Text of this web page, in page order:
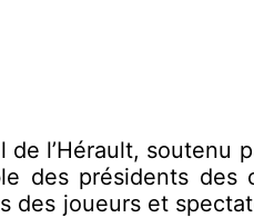
l’Hérault, soutenu
des présidents
des joueurs et